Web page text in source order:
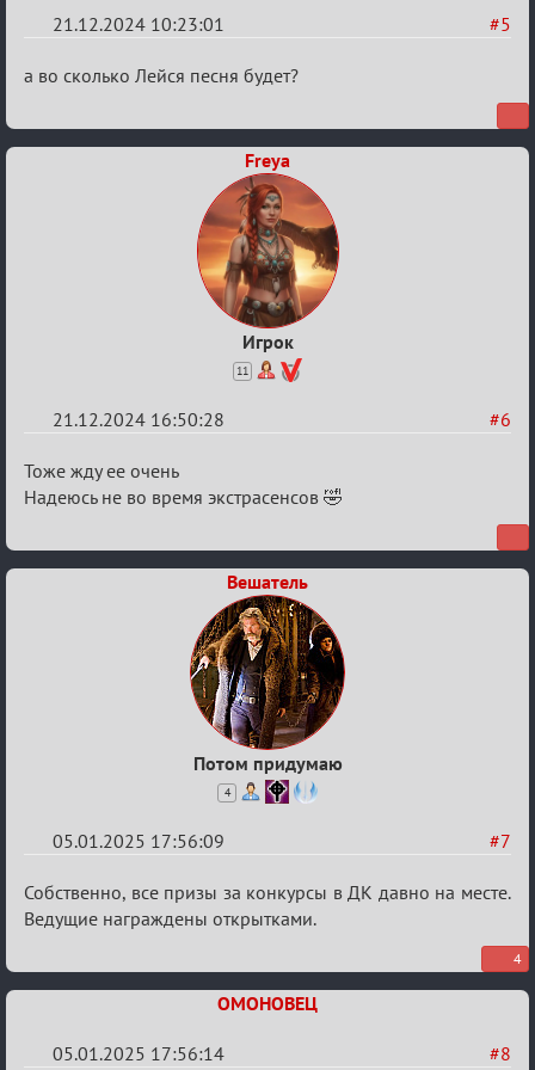
#5
21.12.2024 10:23:01
Re:
Новогодний
а во сколько Лейся песня будет?
Freya
Игрок
11
#6
21.12.2024 16:50:28
Re:
Фантастический
адвент
Тоже жду ее очень
Надеюсь не во время экстрасенсов 🤣
Вешатель
Потом придумаю
4
#7
05.01.2025 17:56:09
Re:
Фантастический
адвент
Собственно, все призы за конкурсы в ДК давно на месте.
Ведущие награждены открытками.
4
ОМОНОВЕЦ
#8
05.01.2025 17:56:14